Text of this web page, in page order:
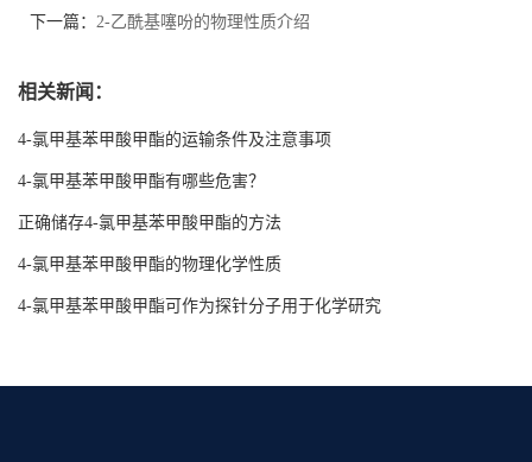
下一篇： 2-乙酰基噻吩的物理性质介绍
相关新闻：
4-氯甲基苯甲酸甲酯的运输条件及注意事项
4-氯甲基苯甲酸甲酯有哪些危害？
正确储存4-氯甲基苯甲酸甲酯的方法
4-氯甲基苯甲酸甲酯的物理化学性质
4-氯甲基苯甲酸甲酯可作为探针分子用于化学研究